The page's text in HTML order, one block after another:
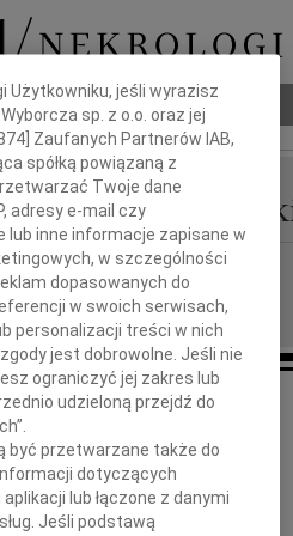
pogrzebowy
Zawiadamiamy, że pogrzeb zmarłego
11 stycznia 2010 roku w Warszawie
Użytkowniku, jeśli wyrazisz
sp. z o.o. oraz jej
] Zaufanych Partnerów IAB,
spółką powiązaną z
Twoje dane
adresy e-mail czy
lub inne informacje zapisane w
w szczególności
dopasowanych do
w swoich serwisach,
personalizacji treści w nich
jest dobrowolne. Jeśli nie
ograniczyć jej zakres lub
udzieloną przejdź do
być przetwarzane także do
dotyczących
lub łączone z danymi
Jeśli podstawą